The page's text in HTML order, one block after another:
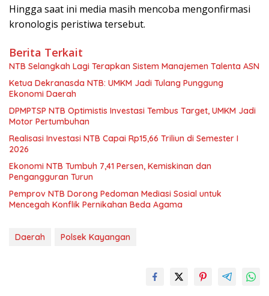
Hingga saat ini media masih mencoba mengonfirmasi
kronologis peristiwa tersebut.
Berita Terkait
NTB Selangkah Lagi Terapkan Sistem Manajemen Talenta ASN
Ketua Dekranasda NTB: UMKM Jadi Tulang Punggung
Ekonomi Daerah
DPMPTSP NTB Optimistis Investasi Tembus Target, UMKM Jadi
Motor Pertumbuhan
Realisasi Investasi NTB Capai Rp15,66 Triliun di Semester I
2026
Ekonomi NTB Tumbuh 7,41 Persen, Kemiskinan dan
Pengangguran Turun
Pemprov NTB Dorong Pedoman Mediasi Sosial untuk
Mencegah Konflik Pernikahan Beda Agama
Daerah Polsek Kayangan